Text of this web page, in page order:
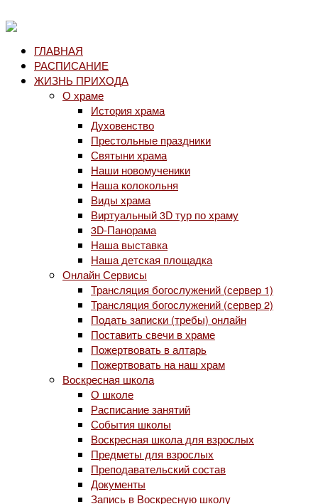
ГЛАВНАЯ
РАСПИСАНИЕ
ЖИЗНЬ ПРИХОДА
О храме
История храма
Духовенство
Престольные праздники
Святыни храма
Наши новомученики
Наша колокольня
Виды храма
Виртуальный 3D тур по храму
3D-Панорама
Наша выставка
Наша детская площадка
Онлайн Сервисы
Трансляция богослужений (сервер 1)
Трансляция богослужений (сервер 2)
Подать записки (требы) онлайн
Поставить свечи в храме
Пожертвовать в алтарь
Пожертвовать на наш храм
Воскресная школа
О школе
Расписание занятий
События школы
Воскресная школа для взрослых
Предметы для взрослых
Преподавательский состав
Документы
Запись в Воскресную школу